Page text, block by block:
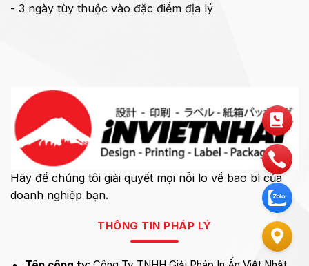
- 3 ngày tùy thuộc vào đặc điểm địa lý
Hãy để chúng tôi giải quyết mọi nỗi lo về bao bì của
doanh nghiệp bạn.
THÔNG TIN PHÁP LÝ